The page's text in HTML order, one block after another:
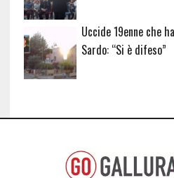
Uccide 19enne che
Sardo: “Si è difeso”